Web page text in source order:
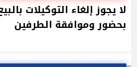
لا يجوز إلغاء التوكيلات
بحضور وموافقة الطرفين